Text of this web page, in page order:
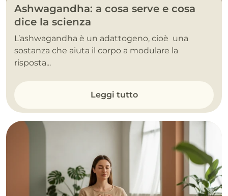
Ashwagandha: a cosa serve e cosa
dice la scienza
L’ashwagandha è un adattogeno, cioè una
sostanza che aiuta il corpo a modulare la
risposta...
Leggi tutto